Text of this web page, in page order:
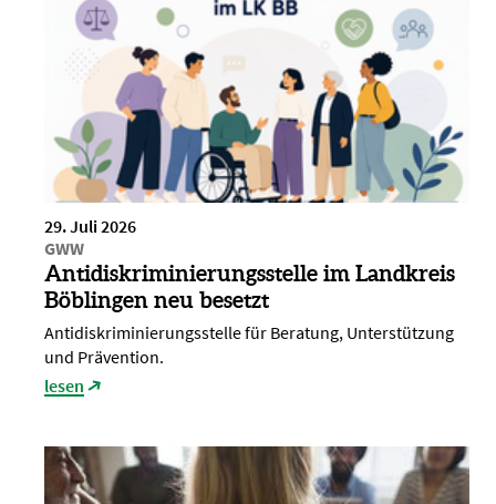
29. Juli 2026
GWW
Antidiskriminierungsstelle im Landkreis
Böblingen neu besetzt
Antidiskriminierungsstelle für Beratung, Unterstützung
und Prävention.
lesen